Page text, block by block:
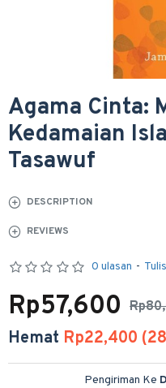
Agama Cinta:
Kedamaian
Tasawuf
DESCRIPTION
REVIEWS
0 ulasan -
Rp57,600
Hemat Rp22,400
Pengiriman Ke